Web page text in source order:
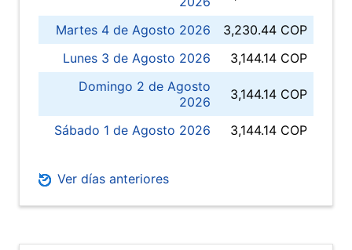
Martes 4 de Agosto 2026
3,230.44 COP
Lunes 3 de Agosto 2026
3,144.14 COP
Domingo 2 de Agosto
2026
3,144.14 COP
Sábado 1 de Agosto 2026 3,144.14 COP
Ver días anteriores